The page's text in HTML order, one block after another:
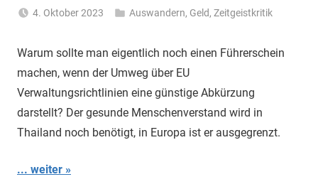
4. Oktober 2023
Auswandern, Geld,Zeitgeistkritik
Warum sollte man eigentlich noch einen Führerschein
machen, wenn der Umweg über EU
Verwaltungsrichtlinien eine günstige Abkürzung
darstellt? Der gesunde Menschenverstand wird in
Thailand noch benötigt, in Europa ist er ausgegrenzt.
... weiter